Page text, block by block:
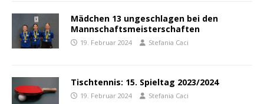
Mädchen 13 ungeschlagen bei den
Mannschaftsmeisterschaften
19. Februar 2024 Stefania Caci
Tischtennis: 15. Spieltag 2023/2024
19. Februar 2024 Stefania Caci